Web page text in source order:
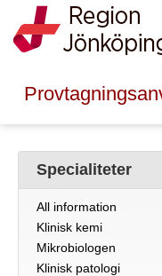
Specialiteter
All information
Klinisk kemi
Mikrobiologen
Klinisk patologi